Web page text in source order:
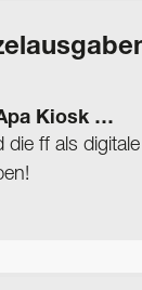
Kiosk …
ff als digitale